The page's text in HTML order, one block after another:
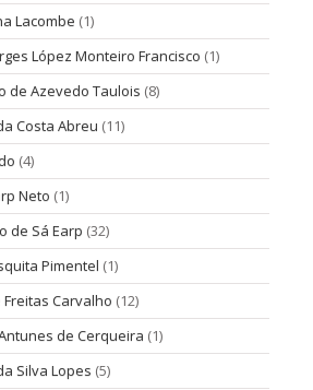
Lacombe (1)
López Monteiro Francisco (1)
de Azevedo Taulois (8)
Costa Abreu (11)
(4)
Neto (1)
de Sá Earp (32)
Pimentel (1)
Carvalho (12)
de Cerqueira (1)
Silva Lopes (5)